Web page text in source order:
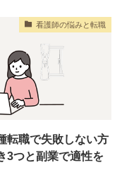
看護師の悩みと転職
転職で失敗しない方
3つと副業で適性を